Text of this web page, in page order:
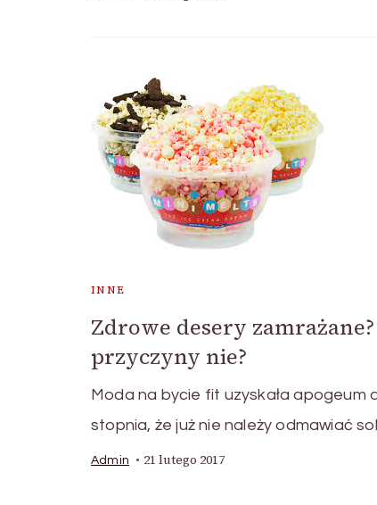
INNE
Zdrowe desery
przyczyny nie?
Moda na bycie fit uzyskała apogeum
stopnia, że już nie należy odmawiać
Admin 21 lutego 2017